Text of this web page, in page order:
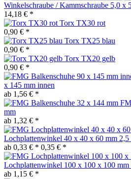
Winkelschraube / Kammschraube 5,0 x
14,18 € *
Torx TX30 rot
0,90 € *
Torx TX25 blau
0,90 € *
Torx TX20 gelb
0,90 € *
x 145 mm innen
ab 1,56 € *
mm
ab 1,32 € *
Lochplattenwinkel 40 x 40 x 60 mm 2,5
ab 0,33 € * 0,35 € *
Lochplattenwinkel 100 x 100 x 100 mm
ab 1,15 € *